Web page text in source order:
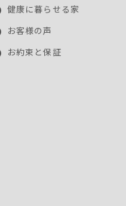
健康に暮らせる家
お客様の声
お約束と保証